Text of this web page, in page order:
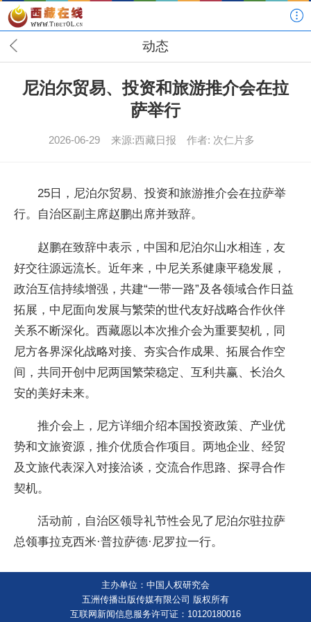
动态
尼泊尔贸易、投资和旅游推介会在拉
萨举行
2026-06-29 来源:西藏日报 作者: 次仁片多
25日，尼泊尔贸易、投资和旅游推介会在拉萨举
行。自治区副主席赵鹏出席并致辞。
赵鹏在致辞中表示，中国和尼泊尔山水相连，友
好交往源远流长。近年来，中尼关系健康平稳发展，
政治互信持续增强，共建“一带一路”及各领域合作日益
拓展，中尼面向发展与繁荣的世代友好战略合作伙伴
关系不断深化。西藏愿以本次推介会为重要契机，同
尼方各界深化战略对接、夯实合作成果、拓展合作空
间，共同开创中尼两国繁荣稳定、互利共赢、长治久
安的美好未来。
推介会上，尼方详细介绍本国投资政策、产业优
势和文旅资源，推介优质合作项目。两地企业、经贸
及文旅代表深入对接洽谈，交流合作思路、探寻合作
契机。
活动前，自治区领导礼节性会见了尼泊尔驻拉萨
总领事拉克西米·普拉萨德·尼罗拉一行。
主办单位：中国人权研究会
五洲传播出版传媒有限公司 版权所有
互联网新闻信息服务许可证：10120180016